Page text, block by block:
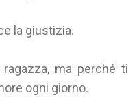
la giustizia.
ma perché ti
ogni giorno.